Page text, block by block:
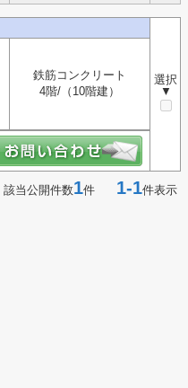
選択
▼
鉄筋コンクリート
4階/（10階建）
該当公開件数1件 1-1件表示